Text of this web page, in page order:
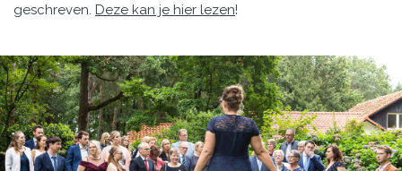
geschreven. Deze kan je hier lezen!